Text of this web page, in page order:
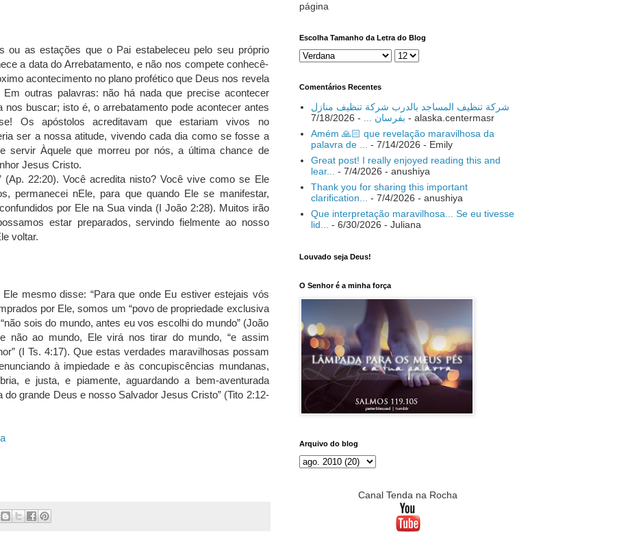
ou as estações que o Pai estabeleceu pelo seu próprio
a data do Arrebatamento, e não nos compete conhecê-
acontecimento no plano profético que Deus nos revela
outras palavras: não há nada que precise acontecer
buscar; isto é, o arrebatamento pode acontecer antes
Os apóstolos acreditavam que estariam vivos no
ser a nossa atitude, vivendo cada dia como se fosse a
servir Àquele que morreu por nós, a última chance de
Jesus Cristo.
(Ap. 22:20). Você acredita nisto? Você vive como se Ele
permanecei nEle, para que quando Ele se manifestar,
por Ele na Sua vinda (I João 2:28). Muitos irão
estar preparados, servindo fielmente ao nosso
voltar.
mesmo disse: “Para que onde Eu estiver estejais vós
por Ele, somos um “povo de propriedade exclusiva
sois do mundo, antes eu vos escolhi do mundo” (João
não ao mundo, Ele virá nos tirar do mundo, “e assim
(I Ts. 4:17). Que estas verdades maravilhosas possam
à impiedade e às concupiscências mundanas,
e justa, e piamente, aguardando a bem-aventurada
grande Deus e nosso Salvador Jesus Cristo” (Tito 2:12-
página
Escolha Tamanho da Letra do Blog
Comentários Recentes
شركة تنظيف المساجد بالدرب شركة تنظيف منازل
بفرسان ...
- 7/18/2026
- alaska.centermasr
Amém 🙏🏻 que revelação maravilhosa da
palavra de ...
- 7/14/2026 - Emily
Great post! I really enjoyed reading this and
lear...
- 7/4/2026 - anushiya
Thank you for sharing this important
clarification...
- 7/4/2026 - anushiya
Que interpretação maravilhosa... Se eu tivesse
lid...
- 6/30/2026 - Juliana
Louvado seja Deus!
O Senhor é a minha força
Arquivo do blog
Canal Tenda na Rocha